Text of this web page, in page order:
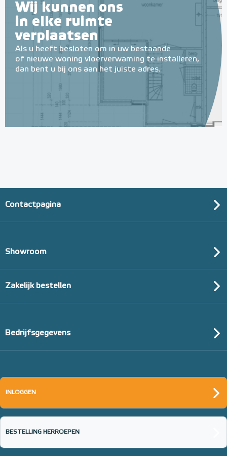
Multifunctionele contactlijm
€ 9,25
Wij kunnen ons
in elke ruimte
verplaatsen
Als u heeft besloten om in uw bestaande
of nieuwe woning vloerverwaming te installeren,
dan bent u bij ons aan het juiste adres.
Contactpagina
Showroom
Zakelijk bestellen
Bedrijfsgegevens
INLOGGEN
BESTELLING HERROEPEN